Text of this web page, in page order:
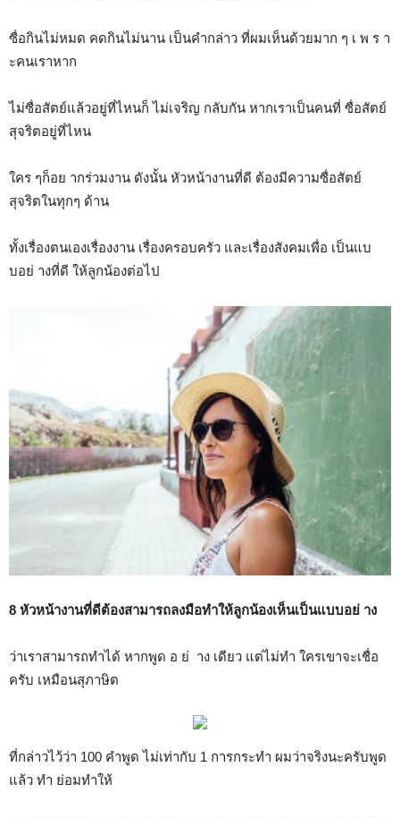
ซื่อกินไม่หมด คดกินไม่นาน เป็นคำกล่าว ที่ผมเห็นด้วยมาก ๆ เ พ ร า
ะคนเราหาก
ไม่ซื่อสัตย์แล้วอยู่ที่ไหนก็ ไม่เจริญ กลับกัน หากเราเป็นคนที่ ซื่อสัตย์
สุจริตอยู่ที่ไหน
ใคร ๆก็อย ากร่วมงาน ดังนั้น หัวหน้างานที่ดี ต้องมีความซื่อสัตย์
สุจริตในทุกๆ ด้าน
ทั้งเรื่องตนเองเรื่องงาน เรื่องครอบครัว และเรื่องสังคมเพื่อ เป็นแบ
บอย่ างที่ดี ให้ลูกน้องต่อไป
8 หัวหน้างานที่ดีต้องสามารถลงมือทำให้ลูกน้องเห็นเป็นแบบอย่ าง
ว่าเราสามารถทำได้ หากพูด อ ย่ าง เดียว แต่ไม่ทำ ใครเขาจะเชื่อ
ครับ เหมือนสุภาษิต
ที่กล่าวไว้ว่า 100 คำพูด ไม่เท่ากับ 1 การกระทำ ผมว่าจริงนะครับพูด
แล้ว ทำ ย่อมทำให้